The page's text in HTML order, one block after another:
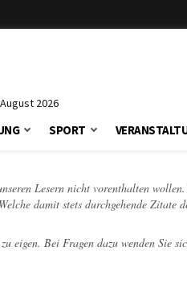
2026
SPORT
Lesern nicht vorenthalten
damit stets durchgehende Zitate
eigen. Bei Fragen dazu wenden Sie